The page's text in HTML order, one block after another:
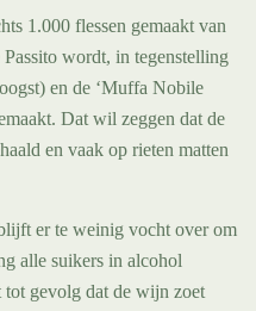
1.000 flessen gemaakt van
wordt, in tegenstelling
en de ‘Muffa Nobile
Dat wil zeggen dat de
en vaak op rieten matten
er te weinig vocht over om
alle suikers in alcohol
gevolg dat de wijn zoet